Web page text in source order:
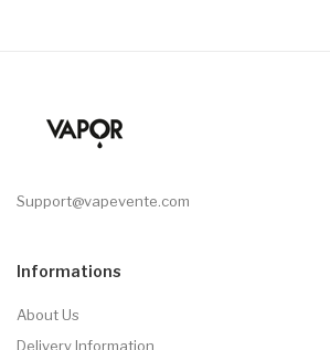
Support@vapevente.com
Informations
About Us
Delivery Information